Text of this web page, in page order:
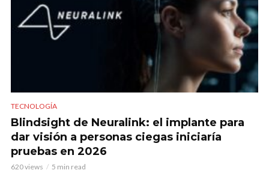
TECNOLOGÍA
Blindsight de Neuralink: el implante para
dar visión a personas ciegas iniciaría
pruebas en 2026
620 views 5 min read